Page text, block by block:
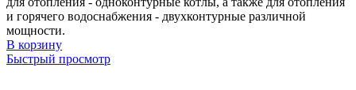
и горячего водоснабжения - двухконтурные различной
мощности.
В корзину
Быстрый просмотр